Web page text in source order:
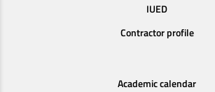
IUED
Contractor profile
Academic calendar